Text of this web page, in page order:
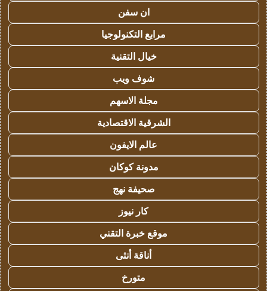
ان سفن
مرابع التكنولوجيا
خيال التقنية
شوف ويب
مجلة الاسهم
الشرقية الاقتصادية
عالم الايفون
مدونة كوكان
صحيفة نهج
كار نيوز
موقع خبرة التقني
أناقة أنثى
متورخ